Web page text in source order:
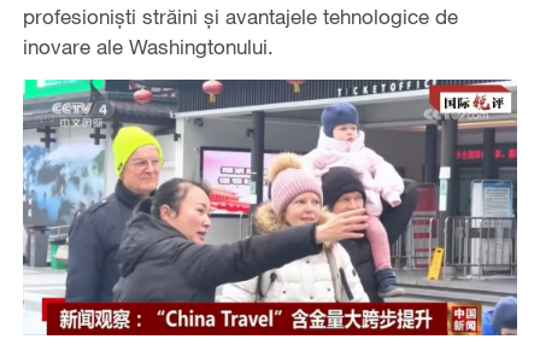
profesioniști străini și avantajele tehnologice de
inovare ale Washingtonului.